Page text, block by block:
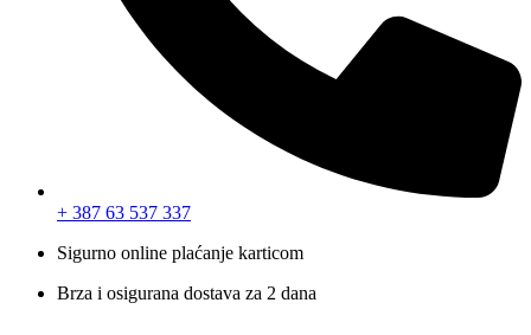
+ 387 63 537 337
Sigurno online plaćanje karticom
Brza i osigurana dostava za 2 dana